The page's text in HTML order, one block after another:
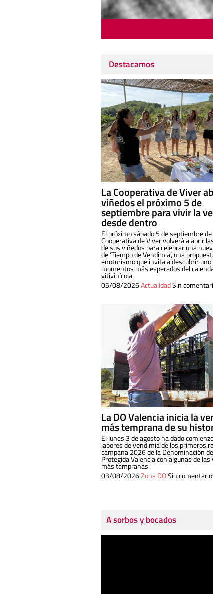
Destacamos
La Cooperativa de Viver
viñedos el próximo 5 de
septiembre para vivir la
desde dentro
El próximo sábado 5 de septiembre
Cooperativa de Viver volverá a abrir
de sus viñedos para celebrar una
de ‘Tiempo de Vendimia’, una
enoturismo que invita a descubrir uno
momentos más esperados del
vitivinícola.
05/08/2026ActualidadSin
La DO Valencia inicia la
más temprana de su
El lunes 3 de agosto ha dado
labores de vendimia de los primeros
campaña 2026 de la Denominación
Protegida Valencia con algunas de las
más tempranas.
03/08/2026Zona DOSin
A sorbos y bocados